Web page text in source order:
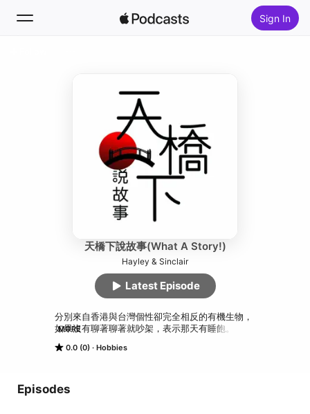
Sign In
天橋下說故事(What A Story!)
Hayley & Sinclair
0.0 (0) Hobbies
分別來自香港與台灣個性卻完全相反的有機生物，
如果沒有聊著聊著就吵架，表示那天有睡飽。
MORE
Latest Episode
Episodes